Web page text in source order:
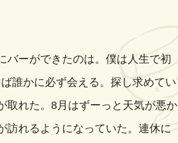
ーができたのは。僕は人生で初
誰かに必ず会える。探し求めてい
取れた。8月はずーっと天気が悪か
訪れるようになっていた。連休に